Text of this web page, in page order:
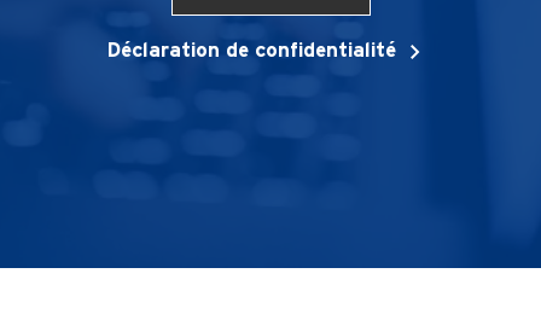
Déclaration de confidentialité